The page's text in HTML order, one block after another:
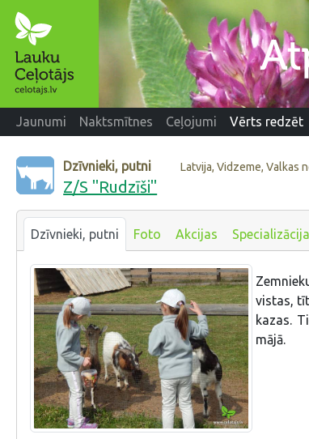
Jaunumi Naktsmītnes Ceļojumi Vērts redzēt
Dzīvnieki, putni Latvija, Vidzeme, Valkas
Z/S "Rudzīši"
Dzīvnieki, putni Foto Akcijas Specializācija
vistas,
kazas.
mājā.